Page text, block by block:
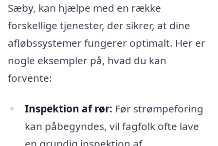
Sæby, kan hjælpe med en række
forskellige tjenester, der sikrer, at dine
afløbssystemer fungerer optimalt. Her er
nogle eksempler på, hvad du kan
forvente:
Inspektion af rør: Før strømpeforing
kan påbegyndes, vil fagfolk ofte lave